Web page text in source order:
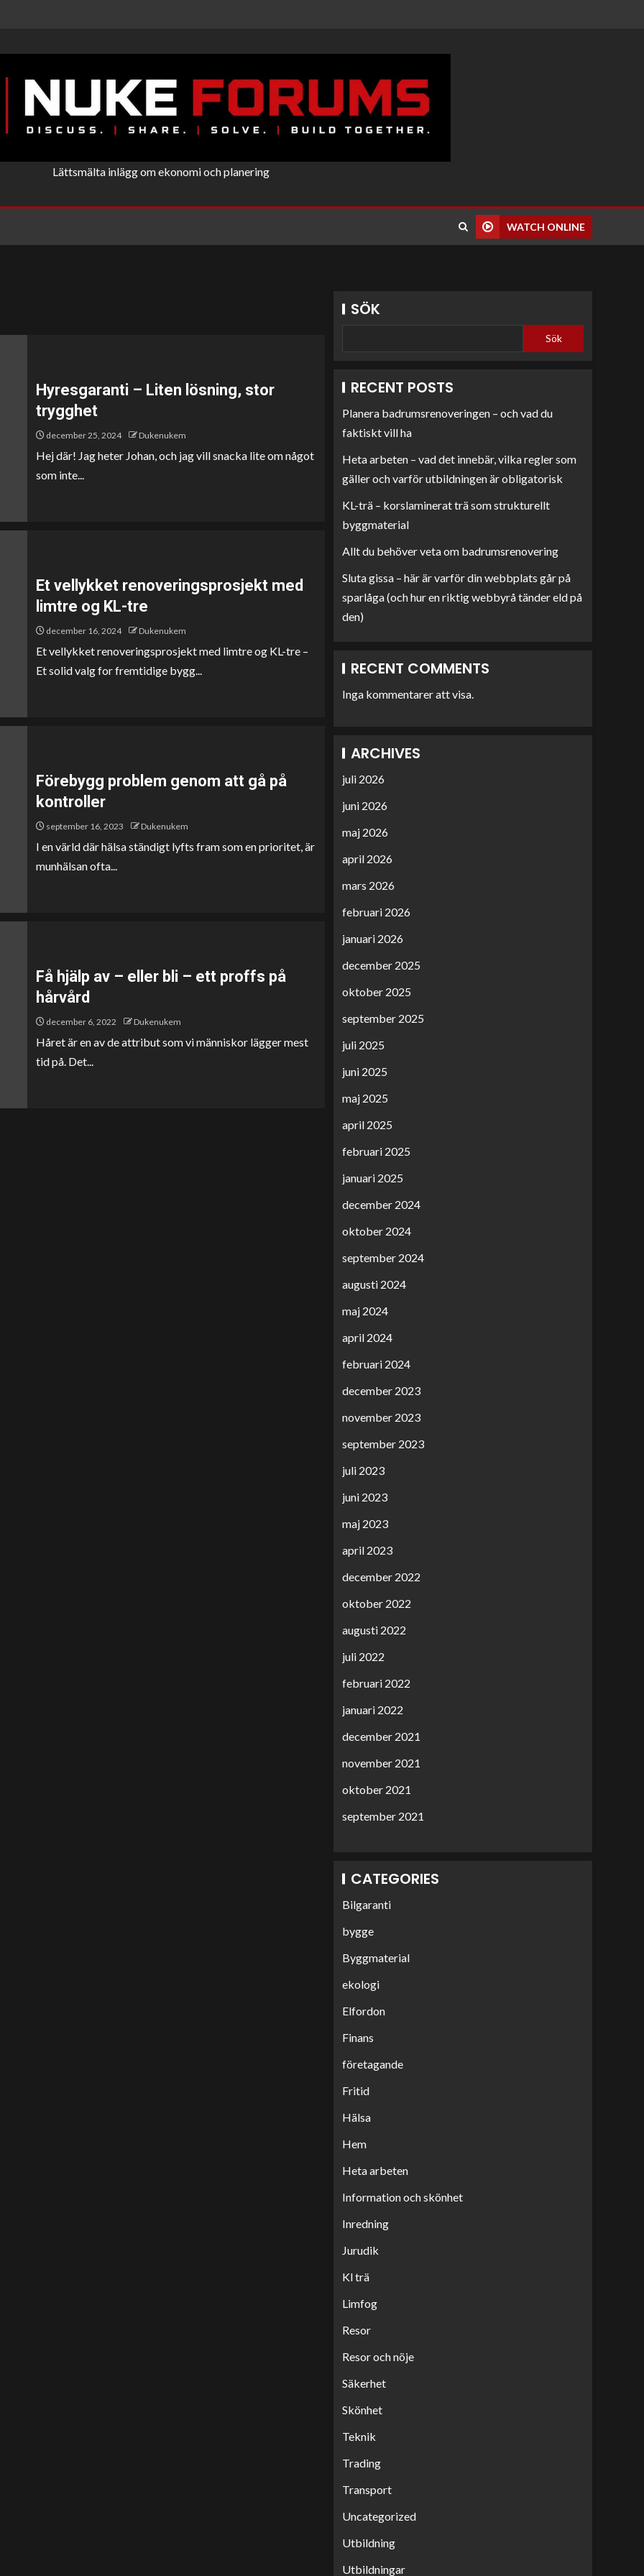
Lättsmälta inlägg om ekonomi och planering
WATCH ONLINE
Hyresgaranti – Liten lösning, stor
trygghet
december 25, 2024 Dukenukem
Hej där! Jag heter Johan, och jag vill snacka lite om något
som inte...
Et vellykket renoveringsprosjekt med
limtre og KL-tre
december 16, 2024 Dukenukem
Et vellykket renoveringsprosjekt med limtre og KL-tre –
Et solid valg for fremtidige bygg...
Förebygg problem genom att gå på
kontroller
september 16, 2023 Dukenukem
I en värld där hälsa ständigt lyfts fram som en prioritet, är
munhälsan ofta...
Få hjälp av – eller bli – ett proffs på
hårvård
december 6, 2022 Dukenukem
Håret är en av de attribut som vi människor lägger mest
tid på. Det...
SÖK
Sök
RECENT POSTS
Planera badrumsrenoveringen – och vad du
faktiskt vill ha
Heta arbeten – vad det innebär, vilka regler som
gäller och varför utbildningen är obligatorisk
KL-trä – korslaminerat trä som strukturellt
byggmaterial
Allt du behöver veta om badrumsrenovering
Sluta gissa – här är varför din webbplats går på
sparlåga (och hur en riktig webbyrå tänder eld på
den)
RECENT COMMENTS
Inga kommentarer att visa.
ARCHIVES
juli 2026
juni 2026
maj 2026
april 2026
mars 2026
februari 2026
januari 2026
december 2025
oktober 2025
september 2025
juli 2025
juni 2025
maj 2025
april 2025
februari 2025
januari 2025
december 2024
oktober 2024
september 2024
augusti 2024
maj 2024
april 2024
februari 2024
december 2023
november 2023
september 2023
juli 2023
juni 2023
maj 2023
april 2023
december 2022
oktober 2022
augusti 2022
juli 2022
februari 2022
januari 2022
december 2021
november 2021
oktober 2021
september 2021
CATEGORIES
Bilgaranti
bygge
Byggmaterial
ekologi
Elfordon
Finans
företagande
Fritid
Hälsa
Hem
Heta arbeten
Information och skönhet
Inredning
Jurudik
Kl trä
Limfog
Resor
Resor och nöje
Säkerhet
Skönhet
Teknik
Trading
Transport
Uncategorized
Utbildning
Utbildningar